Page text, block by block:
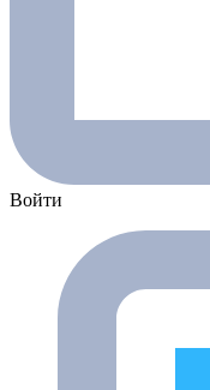
Войти